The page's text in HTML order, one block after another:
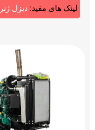
لینک های مفید: دیزل